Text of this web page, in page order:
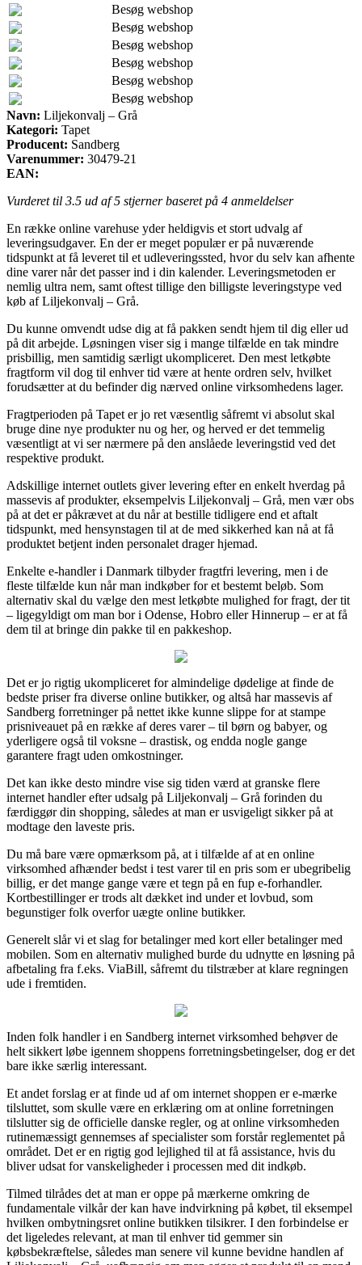
Besøg webshop
Besøg webshop
Besøg webshop
Besøg webshop
Besøg webshop
Besøg webshop
Navn: Liljekonvalj – Grå
Kategori: Tapet
Producent: Sandberg
Varenummer: 30479-21
EAN:
Vurderet til 3.5 ud af 5 stjerner baseret på 4 anmeldelser
En række online varehuse yder heldigvis et stort udvalg af
leveringsudgaver. En der er meget populær er på nuværende
tidspunkt at få leveret til et udleveringssted, hvor du selv kan afhente
dine varer når det passer ind i din kalender. Leveringsmetoden er
nemlig ultra nem, samt oftest tillige den billigste leveringstype ved
køb af Liljekonvalj – Grå.
Du kunne omvendt udse dig at få pakken sendt hjem til dig eller ud
på dit arbejde. Løsningen viser sig i mange tilfælde en tak mindre
prisbillig, men samtidig særligt ukompliceret. Den mest letkøbte
fragtform vil dog til enhver tid være at hente ordren selv, hvilket
forudsætter at du befinder dig nærved online virksomhedens lager.
Fragtperioden på Tapet er jo ret væsentlig såfremt vi absolut skal
bruge dine nye produkter nu og her, og herved er det temmelig
væsentligt at vi ser nærmere på den anslåede leveringstid ved det
respektive produkt.
Adskillige internet outlets giver levering efter en enkelt hverdag på
massevis af produkter, eksempelvis Liljekonvalj – Grå, men vær obs
på at det er påkrævet at du når at bestille tidligere end et aftalt
tidspunkt, med hensynstagen til at de med sikkerhed kan nå at få
produktet betjent inden personalet drager hjemad.
Enkelte e-handler i Danmark tilbyder fragtfri levering, men i de
fleste tilfælde kun når man indkøber for et bestemt beløb. Som
alternativ skal du vælge den mest letkøbte mulighed for fragt, der tit
– ligegyldigt om man bor i Odense, Hobro eller Hinnerup – er at få
dem til at bringe din pakke til en pakkeshop.
Det er jo rigtig ukompliceret for almindelige dødelige at finde de
bedste priser fra diverse online butikker, og altså har massevis af
Sandberg forretninger på nettet ikke kunne slippe for at stampe
prisniveauet på en række af deres varer – til børn og babyer, og
yderligere også til voksne – drastisk, og endda nogle gange
garantere fragt uden omkostninger.
Det kan ikke desto mindre vise sig tiden værd at granske flere
internet handler efter udsalg på Liljekonvalj – Grå forinden du
færdiggør din shopping, således at man er usvigeligt sikker på at
modtage den laveste pris.
Du må bare være opmærksom på, at i tilfælde af at en online
virksomhed afhænder bedst i test varer til en pris som er ubegribelig
billig, er det mange gange være et tegn på en fup e-forhandler.
Kortbestillinger er trods alt dækket ind under et lovbud, som
begunstiger folk overfor uægte online butikker.
Generelt slår vi et slag for betalinger med kort eller betalinger med
mobilen. Som en alternativ mulighed burde du udnytte en løsning på
afbetaling fra f.eks. ViaBill, såfremt du tilstræber at klare regningen
ude i fremtiden.
Inden folk handler i en Sandberg internet virksomhed behøver de
helt sikkert løbe igennem shoppens forretningsbetingelser, dog er det
bare ikke særlig interessant.
Et andet forslag er at finde ud af om internet shoppen er e-mærke
tilsluttet, som skulle være en erklæring om at online forretningen
tilslutter sig de officielle danske regler, og at online virksomheden
rutinemæssigt gennemses af specialister som forstår reglementet på
området. Det er en rigtig god lejlighed til at få assistance, hvis du
bliver udsat for vanskeligheder i processen med dit indkøb.
Tilmed tilrådes det at man er oppe på mærkerne omkring de
fundamentale vilkår der kan have indvirkning på købet, til eksempel
hvilken ombytningsret online butikken tilsikrer. I den forbindelse er
det ligeledes relevant, at man til enhver tid gemmer sin
købsbekræftelse, således man senere vil kunne bevidne handlen af